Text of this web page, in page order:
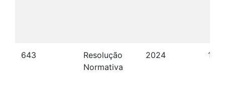
643
Resolução
Normativa
2024 13/